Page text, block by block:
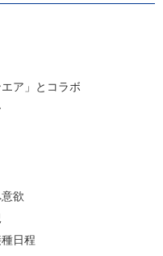
ア」とコラボ
欲
日程